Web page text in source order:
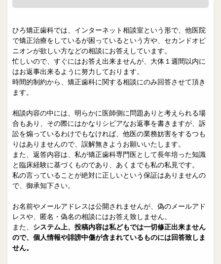
メール送信 相談室
皆さんの声 求人
院長日誌 治療相談
スタッフブログ サイトマップ
0263-54-6622
MAILはこちら
ひろ矯正歯科では、インターネット相談室という形で、他医院
で矯正治療をしているが困っているという方や、セカンドオピ
ニオンが欲しい方などの相談にお答えしています。
忙しいので、すぐにはお答え出来ませんが、大体１週間以内に
はお返事出来るように努力しております。
時間的制約から、矯正歯科に関する相談にのみ回答させて頂き
ます。
相談内容の中には、明らかに医師側に問題ありと考えられる場
合もあり、その際にはかなりシビアなお返事を書きますが、訴
訟を煽っているわけでもなければ、他医の業務妨害をするつも
りはありませんので、誤解無きようお願いいたします。
また、返答内容は、私が矯正歯科専門医として長年培った知識
と臨床経験に基づくものであり、あくまでも私の私見です。
私の言っていることが絶対に正しいという保証はありませんの
で、御承知下さい。
お名前やメールアドレスは公開されませんが、偽のメールアド
レスや、匿名・偽名の相談にはお答え致しません。
また、 システム上、投稿内容は私どもでは一切修正出来ません
ので、個人情報や誹謗中傷が含まれているものには回答致しま
せん。